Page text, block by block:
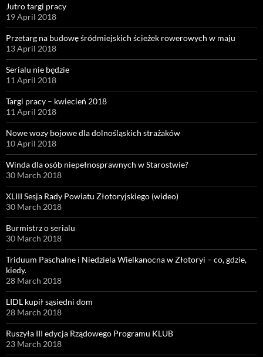
Jutro targi pracy
19 April 2018
Przetarg na budowę śródmiejskich ścieżek rowerowych w maju
13 April 2018
Serialu nie będzie
11 April 2018
Targi pracy – kwiecień 2018
11 April 2018
Nowe wozy bojowe dla dolnośląskich strażaków
10 April 2018
Winda dla osób niepełnosprawnych w Starostwie?
30 March 2018
XLIII Sesja Rady Powiatu Złotoryjskiego (wideo)
30 March 2018
Burmistrz o serialu
30 March 2018
Triduum Paschalne i Niedziela Wielkanocna w Złotoryi – co, gdzie,
kiedy.
28 March 2018
LIDL kupił sąsiedni dom
28 March 2018
Ruszyła III edycja Rządowego Programu KLUB
23 March 2018